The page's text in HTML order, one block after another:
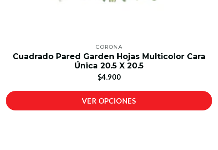
CORONA
Cuadrado Pared Garden Hojas Multicolor Cara
Única 20.5 X 20.5
$4.900
VER OPCIONES